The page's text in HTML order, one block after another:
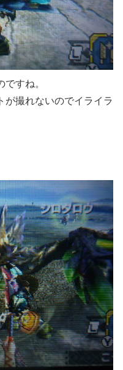
すね。
が撮れないのでイライラ